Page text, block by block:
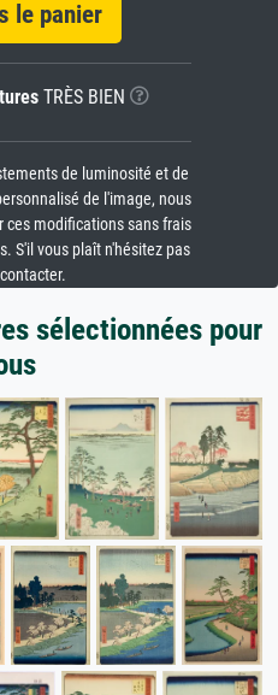
panier
TRÈS BIEN
de luminosité et de
de l'image, nous
ces modifications sans frais
S'il vous plaît n'hésitez pas
sélectionnées pour